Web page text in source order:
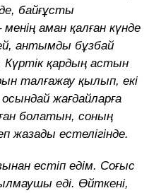
байғұсты
аман қалған күнде
антымды бұзбай
Күртік қардың астын
талғажау қылып, екі
жағдайларға
болатын, соның
жазады естелігінде.
естіп едім. Соғыс
еді. Өйткені,